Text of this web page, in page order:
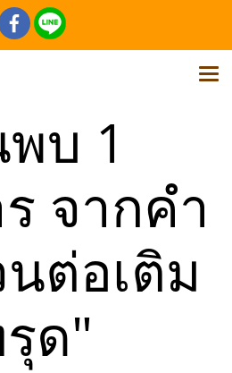
บ 1
จากคำ
ต่อเติม
ด"